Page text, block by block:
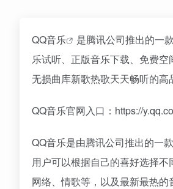
QQ音乐
是腾讯公司推出的一
乐试听、正版音乐下载、免费
无损曲库新歌热歌天天畅听的高
QQ音乐官网入口：https://
QQ音乐是由腾讯公司推出的一
用户可以根据自己的喜好选择
网络、情歌等，以及最新最热的